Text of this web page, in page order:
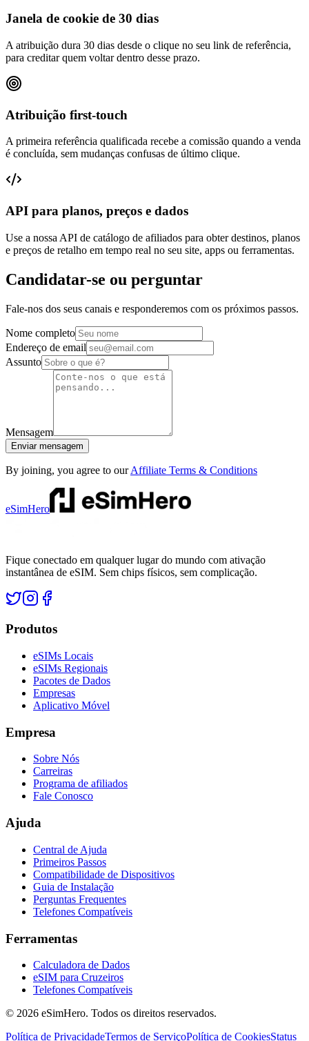
Janela de cookie de 30 dias
A atribuição dura 30 dias desde o clique no seu link de referência,
para creditar quem voltar dentro desse prazo.
Atribuição first-touch
A primeira referência qualificada recebe a comissão quando a venda
é concluída, sem mudanças confusas de último clique.
API para planos, preços e dados
Use a nossa API de catálogo de afiliados para obter destinos, planos
e preços de retalho em tempo real no seu site, apps ou ferramentas.
Candidatar-se ou perguntar
Fale-nos dos seus canais e responderemos com os próximos passos.
Nome completo
Endereço de email
Assunto
Mensagem
Enviar mensagem
By joining, you agree to our Affiliate Terms & Conditions
eSimHero
Fique conectado em qualquer lugar do mundo com ativação
instantânea de eSIM. Sem chips físicos, sem complicação.
Produtos
eSIMs Locais
eSIMs Regionais
Pacotes de Dados
Empresas
Aplicativo Móvel
Empresa
Sobre Nós
Carreiras
Programa de afiliados
Fale Conosco
Ajuda
Central de Ajuda
Primeiros Passos
Compatibilidade de Dispositivos
Guia de Instalação
Perguntas Frequentes
Telefones Compatíveis
Ferramentas
Calculadora de Dados
eSIM para Cruzeiros
Telefones Compatíveis
© 2026 eSimHero. Todos os direitos reservados.
Política de PrivacidadeTermos de ServiçoPolítica de CookiesStatus